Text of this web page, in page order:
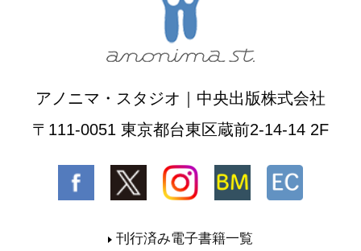
アノニマ・スタジオ｜中央出版株式会社
〒111-0051 東京都台東区蔵前2-14-14 2F
刊行済み電子書籍一覧